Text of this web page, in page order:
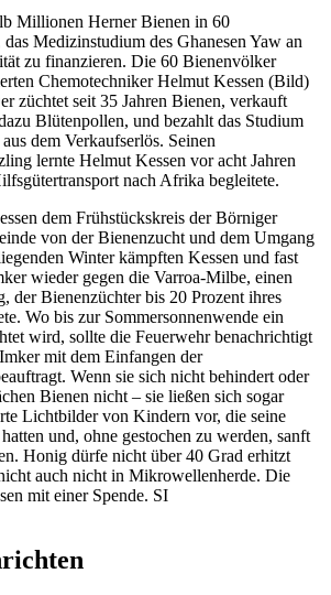
Millionen Herner Bienen in 60
Medizinstudium des Ghanesen Yaw an
zu finanzieren. Die 60 Bienenvölker
Chemotechniker Helmut Kessen (Bild)
züchtet seit 35 Jahren Bienen, verkauft
Blütenpollen, und bezahlt das Studium
dem Verkaufserlös. Seinen
lernte Helmut Kessen vor acht Jahren
nach Afrika begleitete.
dem Frühstückskreis der Börniger
von der Bienenzucht und dem Umgang
Winter kämpften Kessen und fast
wieder gegen die Varroa-Milbe, einen
der Bienenzüchter bis 20 Prozent ihres
Wo bis zur Sommersonnenwende ein
wird, sollte die Feuerwehr benachrichtigt
mit dem Einfangen der
Wenn sie sich nicht behindert oder
Bienen nicht – sie ließen sich sogar
Lichtbilder von Kindern vor, die seine
und, ohne gestochen zu werden, sanft
Honig dürfe nicht über 40 Grad erhitzt
auch nicht in Mikrowellenherde. Die
mit einer Spende. SI